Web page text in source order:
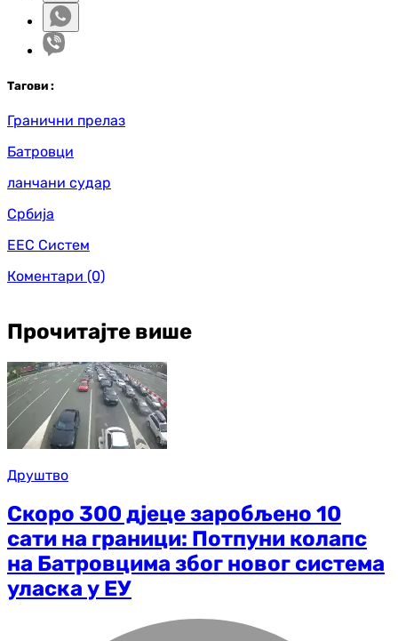
Тагови :
Гранични прелаз
Батровци
ланчани судар
Србија
ЕЕС Систем
Коментари (0)
Прочитајте више
Друштво
Скоро 300 д‌јеце заробљено 10
сати на граници: Потпуни колапс
на Батровцима због новог система
уласка у ЕУ